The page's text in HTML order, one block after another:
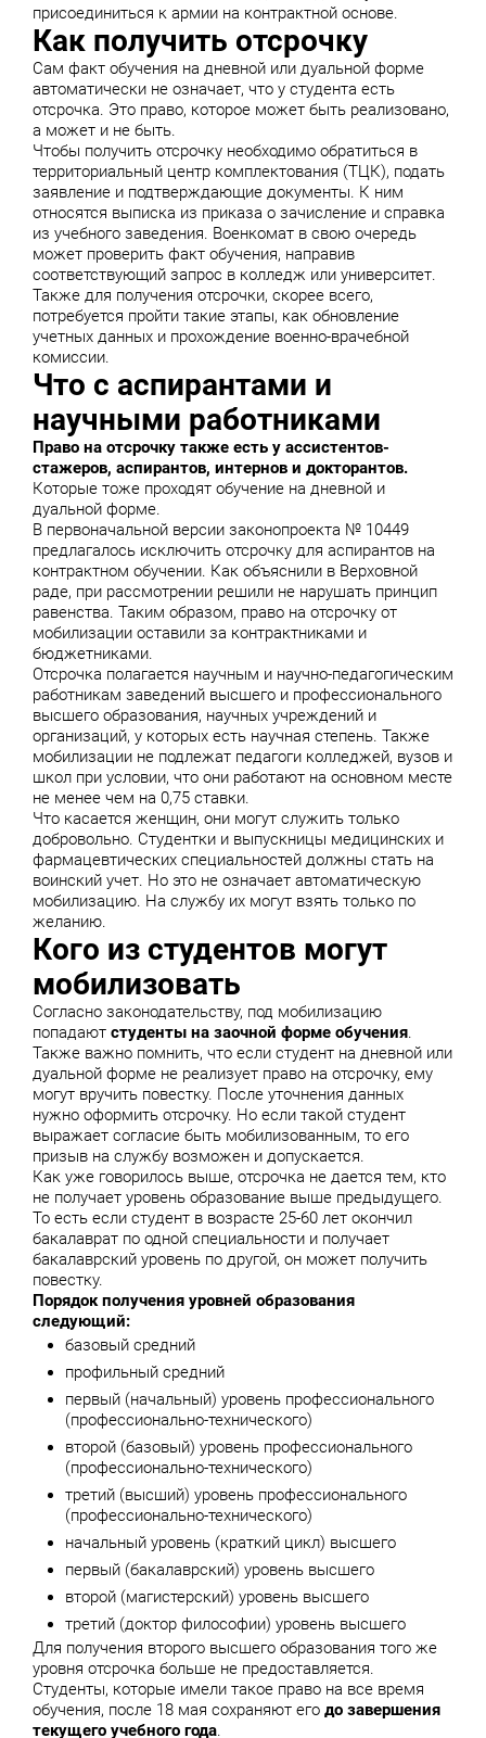
присоединиться к армии на контрактной основе.
Как получить отсрочку
Сам факт обучения на дневной или дуальной форме
автоматически не означает, что у студента есть
отсрочка. Это право, которое может быть реализовано,
а может и не быть.
Чтобы получить отсрочку необходимо обратиться в
территориальный центр комплектования (ТЦК), подать
заявление и подтверждающие документы. К ним
относятся выписка из приказа о зачисление и справка
из учебного заведения. Военкомат в свою очередь
может проверить факт обучения, направив
соответствующий запрос в колледж или университет.
Также для получения отсрочки, скорее всего,
потребуется пройти такие этапы, как обновление
учетных данных и прохождение военно-врачебной
комиссии.
Что с аспирантами и
научными работниками
Право на отсрочку также есть у ассистентов-
стажеров, аспирантов, интернов и докторантов.
Которые тоже проходят обучение на дневной и
дуальной форме.
В первоначальной версии законопроекта № 10449
предлагалось исключить отсрочку для аспирантов на
контрактном обучении. Как объяснили в Верховной
раде, при рассмотрении решили не нарушать принцип
равенства. Таким образом, право на отсрочку от
мобилизации оставили за контрактниками и
бюджетниками.
Отсрочка полагается научным и научно-педагогическим
работникам заведений высшего и профессионального
высшего образования, научных учреждений и
организаций, у которых есть научная степень. Также
мобилизации не подлежат педагоги колледжей, вузов и
школ при условии, что они работают на основном месте
не менее чем на 0,75 ставки.
Что касается женщин, они могут служить только
добровольно. Студентки и выпускницы медицинских и
фармацевтических специальностей должны стать на
воинский учет. Но это не означает автоматическую
мобилизацию. На службу их могут взять только по
желанию.
Кого из студентов могут
мобилизовать
Согласно законодательству, под мобилизацию
попадают студенты на заочной форме обучения.
Также важно помнить, что если студент на дневной или
дуальной форме не реализует право на отсрочку, ему
могут вручить повестку. После уточнения данных
нужно оформить отсрочку. Но если такой студент
выражает согласие быть мобилизованным, то его
призыв на службу возможен и допускается.
Как уже говорилось выше, отсрочка не дается тем, кто
не получает уровень образование выше предыдущего.
То есть если студент в возрасте 25-60 лет окончил
бакалаврат по одной специальности и получает
бакалаврский уровень по другой, он может получить
повестку.
Порядок получения уровней образования
следующий:
базовый средний
профильный средний
первый (начальный) уровень профессионального
(профессионально-технического)
второй (базовый) уровень профессионального
(профессионально-технического)
третий (высший) уровень профессионального
(профессионально-технического)
начальный уровень (краткий цикл) высшего
первый (бакалаврский) уровень высшего
второй (магистерский) уровень высшего
третий (доктор философии) уровень высшего
Для получения второго высшего образования того же
уровня отсрочка больше не предоставляется.
Студенты, которые имели такое право на все время
обучения, после 18 мая сохраняют его до завершения
текущего учебного года.